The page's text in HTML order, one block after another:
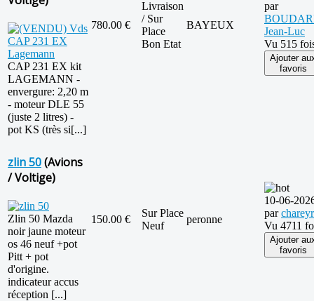
CAP 231 EX kit
LAGEMANN -
envergure: 2,20 m
- moteur DLE 55
(juste 2 litres) -
pot KS (très si[...]
780.00 €
Livraison
/ Sur
Place
Bon Etat
BAYEUX
par
Jean-Luc
Vu 515
Ajouter
favoris
zlin 50(Avions
/ Voltige)
Zlin 50 Mazda
noir jaune moteur
os 46 neuf +pot
Pitt + pot
d'origine.
indicateur accus
réception [...]
150.00 €
Sur Place
Neuf
peronne
10-06-
par
Vu 4711
Ajouter
favoris